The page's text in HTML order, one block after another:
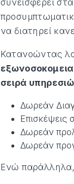
συνεισφέρει
να διατηρεί
Κατανοώντας
σειρά
Δωρεάν
Επισκέψεις
Δωρεάν
Δωρεάν
Ενώ παράλληλα,